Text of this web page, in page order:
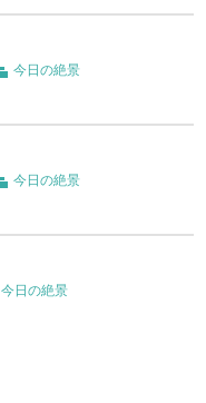
今日の絶景
今日の絶景
今日の絶景